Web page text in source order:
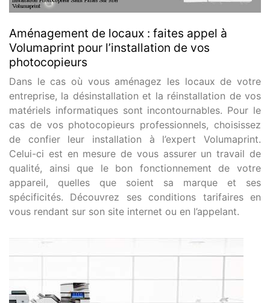
Aménagement de locaux : faites appel à
Volumaprint pour l’installation de vos
photocopieurs
Dans le cas où vous aménagez les locaux de votre
entreprise, la désinstallation et la réinstallation de vos
matériels informatiques sont incontournables. Pour le
cas de vos photocopieurs professionnels, choisissez
de confier leur installation à l’expert Volumaprint.
Celui-ci est en mesure de vous assurer un travail de
qualité, ainsi que le bon fonctionnement de votre
appareil, quelles que soient sa marque et ses
spécificités. Découvrez ses conditions tarifaires en
vous rendant sur son site internet ou en l’appelant.